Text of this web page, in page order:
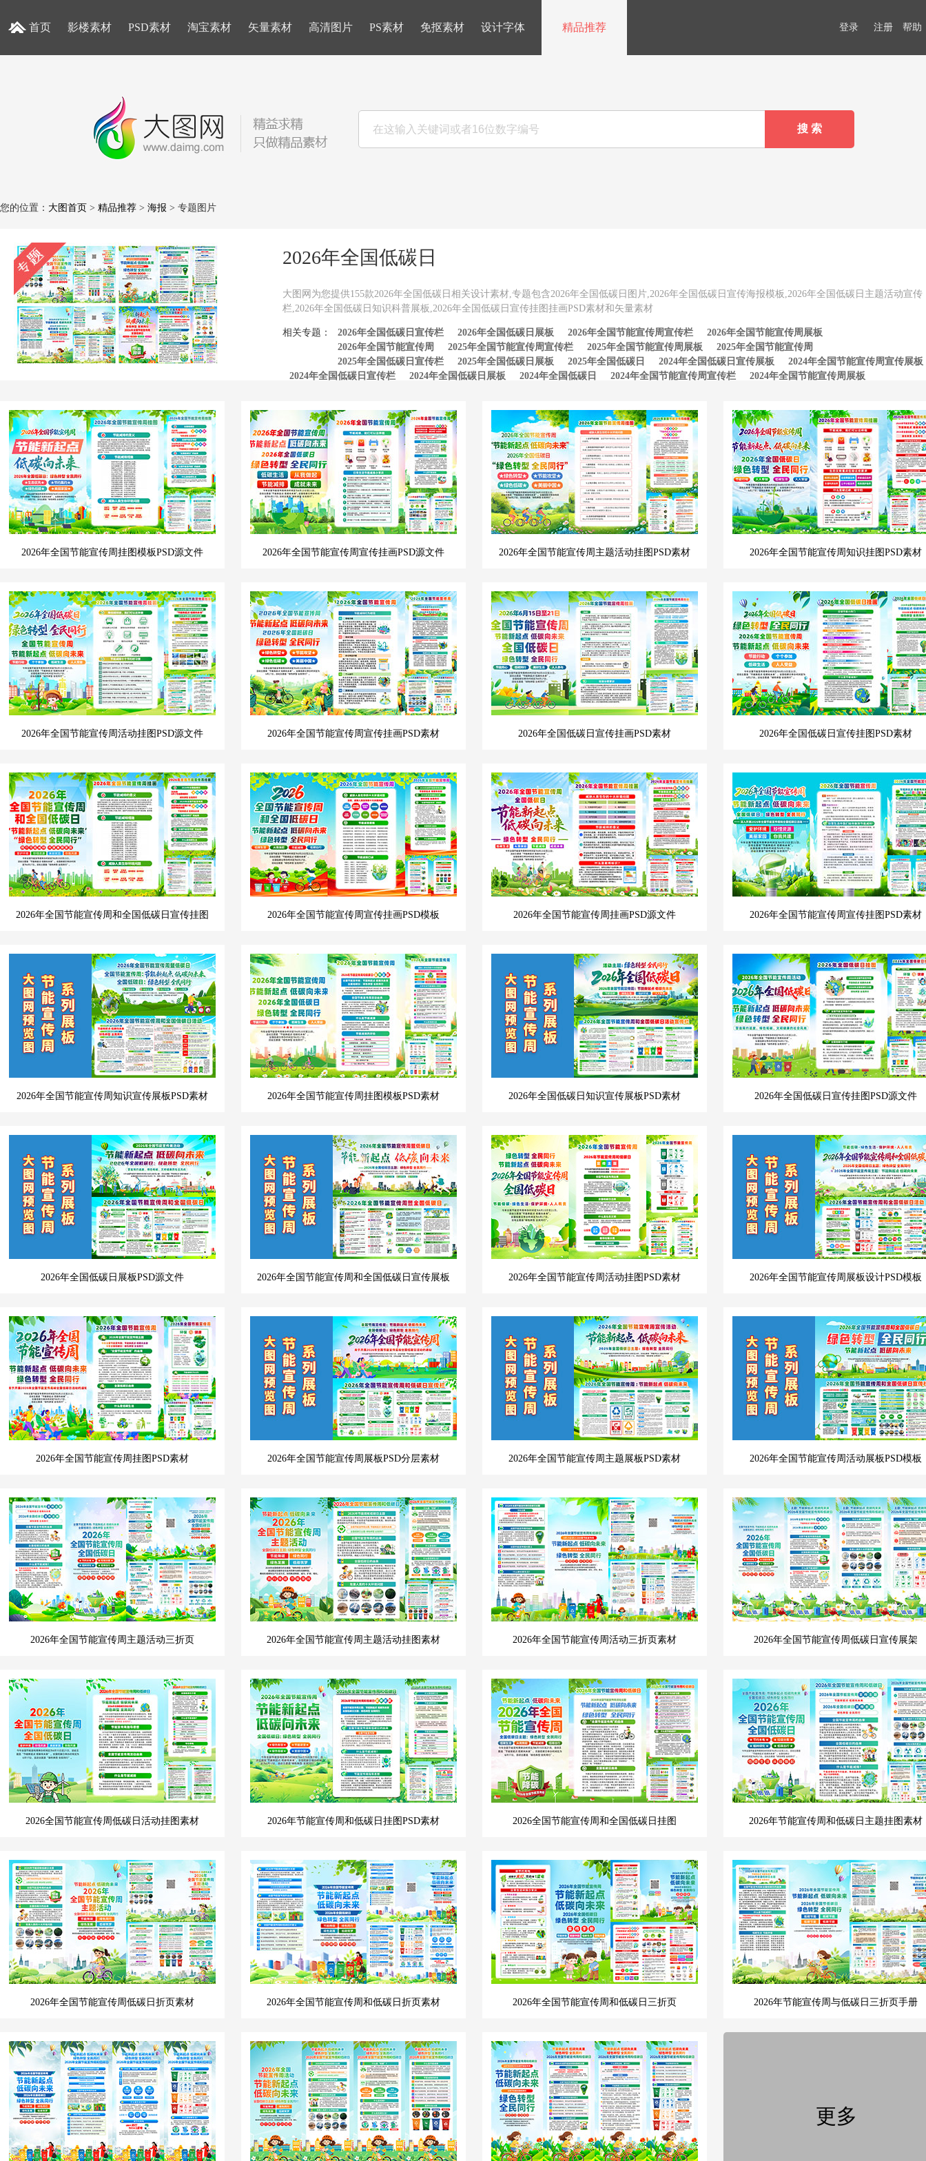
首页 影楼素材 PSD素材 淘宝素材 矢量素材 高清图片 PS素材 免抠素材 设计字体 精品推荐 登录 注册 帮助
您的位置： 大图首页 > 精品推荐 > 海报 > 专题图片
2026年全国低碳日
大图网为您提供155款2026年全国低碳日相关设计素材,专题包含2026年全国低碳日图片,2026年全国低碳日宣传海报模板,2026年全国低碳日主题活动宣传
栏,2026年全国低碳日知识科普展板,2026年全国低碳日宣传挂图挂画PSD素材和矢量素材
相关专题： 2026年全国低碳日宣传栏 2026年全国低碳日展板 2026年全国节能宣传周宣传栏
2026年全国节能宣传周展板
2026年全国节能宣传周
2025年全国节能宣传周宣传栏 2025年全国节能宣传周展板
2025年全国节能宣传周
2025年全国低碳日宣传栏
2025年全国低碳日展板 2025年全国低碳日 2024年全国低碳日宣传展板
2024年全国节能宣传周宣传展板
2024年全国低碳日宣传栏
2024年全国低碳日展板 2024年全国低碳日 2024年全国节能宣传周宣传栏
2024年全国节能宣传周展板
2026年全国节能宣传周挂图模板PSD源文件 2026年全国节能宣传周宣传挂画PSD源文件 2026年全国节能宣传周主题活动挂图PSD素材 2026年全国节能宣传周知识挂图PSD素材
2026年全国节能宣传周活动挂图PSD源文件 2026年全国节能宣传周宣传挂画PSD素材 2026年全国低碳日宣传挂画PSD素材 2026年全国低碳日宣传挂图PSD素材
2026年全国节能宣传周和全国低碳日宣传挂图 2026年全国节能宣传周宣传挂画PSD模板 2026年全国节能宣传周挂画PSD源文件 2026年全国节能宣传周宣传挂图PSD素材
2026年全国节能宣传周知识宣传展板PSD素材 2026年全国节能宣传周挂图模板PSD素材 2026年全国低碳日知识宣传展板PSD素材 2026年全国低碳日宣传挂图PSD源文件
2026年全国低碳日展板PSD源文件 2026年全国节能宣传周和全国低碳日宣传展板 2026年全国节能宣传周活动挂图PSD素材 2026年全国节能宣传周展板设计PSD模板
2026年全国节能宣传周挂图PSD素材 2026年全国节能宣传周展板PSD分层素材 2026年全国节能宣传周主题展板PSD素材 2026年全国节能宣传周活动展板PSD模板
2026年全国节能宣传周主题活动三折页 2026年全国节能宣传周主题活动挂图素材 2026年全国节能宣传周活动三折页素材 2026年全国节能宣传周低碳日宣传展架
2026全国节能宣传周低碳日活动挂图素材 2026年节能宣传周和低碳日挂图PSD素材 2026全国节能宣传周和全国低碳日挂图 2026年节能宣传周和低碳日主题挂图素材
2026年全国节能宣传周低碳日折页素材 2026年全国节能宣传周和低碳日折页素材 2026年全国节能宣传周和低碳日三折页 2026年节能宣传周与低碳日三折页手册